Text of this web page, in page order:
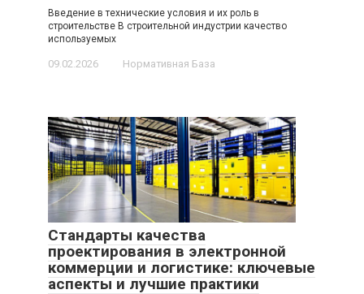
Введение в технические условия и их роль в
строительстве В строительной индустрии качество
используемых
09.02.2026 Нормативная База
Стандарты качества
проектирования в электронной
коммерции и логистике: ключевые
аспекты и лучшие практики